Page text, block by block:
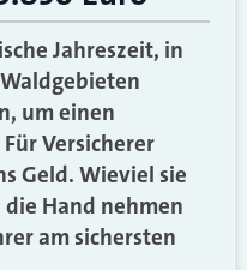
Jahreszeit, in
um einen
Versicherer
Geld. Wieviel sie
die Hand nehmen
am sichersten